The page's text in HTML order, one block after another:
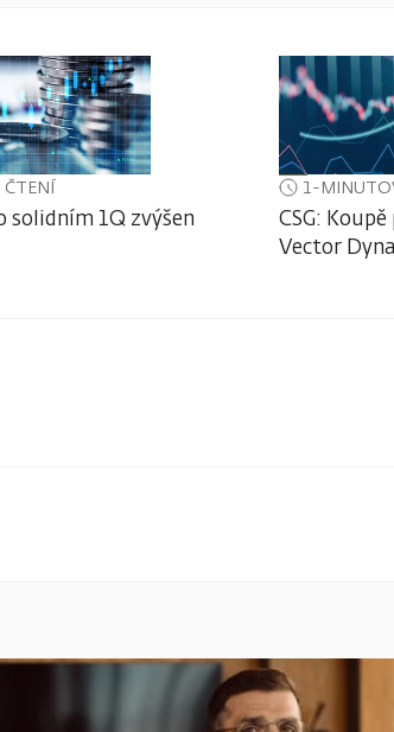
solidním 1Q zvýšen
1-
CSG:
Vector